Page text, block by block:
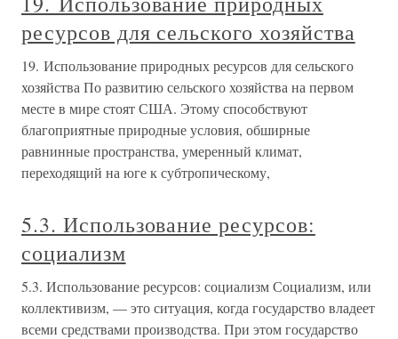
ресурсов для сельского хозяйства
19. Использование природных ресурсов для сельского
хозяйства По развитию сельского хозяйства на первом
месте в мире стоят США. Этому способствуют
благоприятные природные условия, обширные
равнинные пространства, умеренный климат,
переходящий на юге к субтропическому,
5.3. Использование ресурсов:
социализм
5.3. Использование ресурсов: социализм Социализм, или
коллективизм, — это ситуация, когда государство владеет
всеми средствами производства. При этом государство